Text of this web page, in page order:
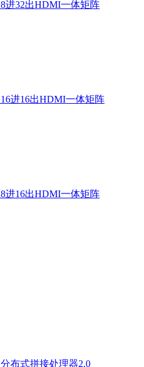
8进32出HDMI一体矩阵
16进16出HDMI一体矩阵
8进16出HDMI一体矩阵
分布式拼接处理器2.0